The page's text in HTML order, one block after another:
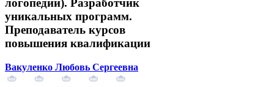
логопедии). Разработчик
уникальных программ.
Преподаватель курсов
повышения квалификации
Вакуленко Любовь Сергеевна